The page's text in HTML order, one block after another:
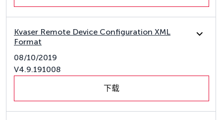
Kvaser Remote Device Configuration XML
Format
08/10/2019
V4.9.191008
下载